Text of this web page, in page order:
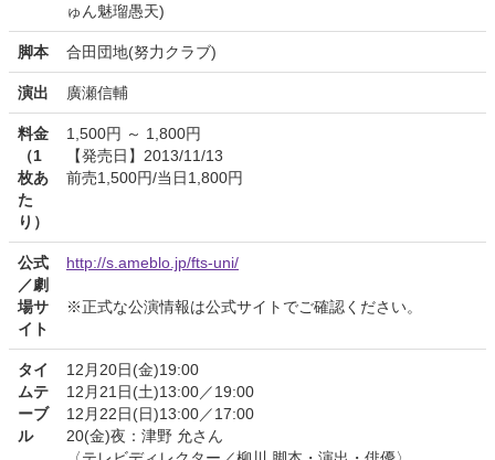
ゅん魅瑠愚天)
脚本 合田団地(努力クラブ)
演出 廣瀬信輔
料金
（1
枚あ
た
り）
1,500円 ～ 1,800円
【発売日】2013/11/13
前売1,500円/当日1,800円
公式
／劇
場サ
イト
http://s.ameblo.jp/fts-uni/
※正式な公演情報は公式サイトでご確認ください。
タイ
ムテ
ーブ
ル
12月20日(金)19:00
12月21日(土)13:00／19:00
12月22日(日)13:00／17:00
20(金)夜：津野 允さん